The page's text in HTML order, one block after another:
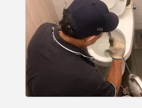
流
理
台
洗
碗
通
水
管
洗
碗
槽